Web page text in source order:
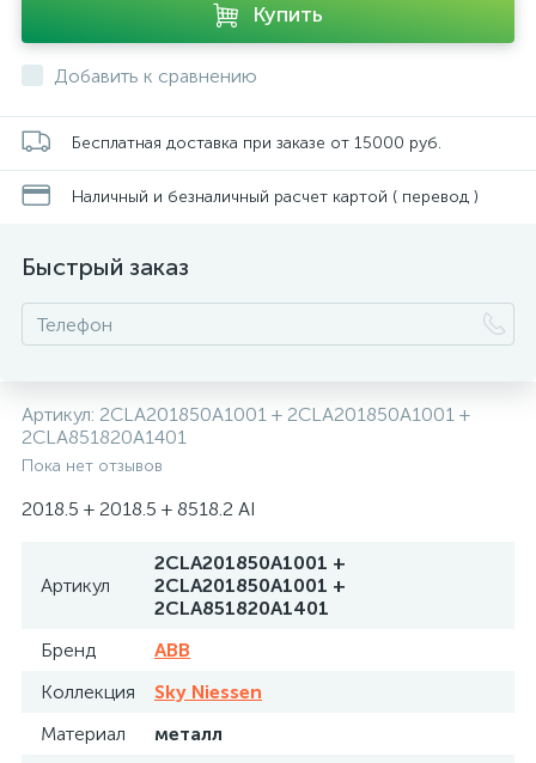
Купить
Добавить к сравнению
Бесплатная доставка при заказе от 15000 руб.
Наличный и безналичный расчет картой ( перевод )
Быстрый заказ
Артикул: 2CLA201850A1001 + 2CLA201850A1001 +
2CLA851820A1401
Пока нет отзывов
2018.5 + 2018.5 + 8518.2 AI
Артикул
2CLA201850A1001 +
2CLA201850A1001 +
2CLA851820A1401
Бренд
ABB
Коллекция
Sky Niessen
Материал
металл